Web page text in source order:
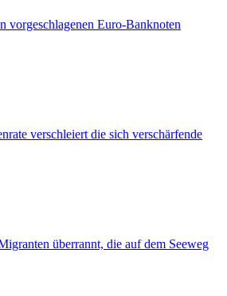
vorgeschlagenen Euro-Banknoten
verschleiert die sich verschärfende
überrannt, die auf dem Seeweg